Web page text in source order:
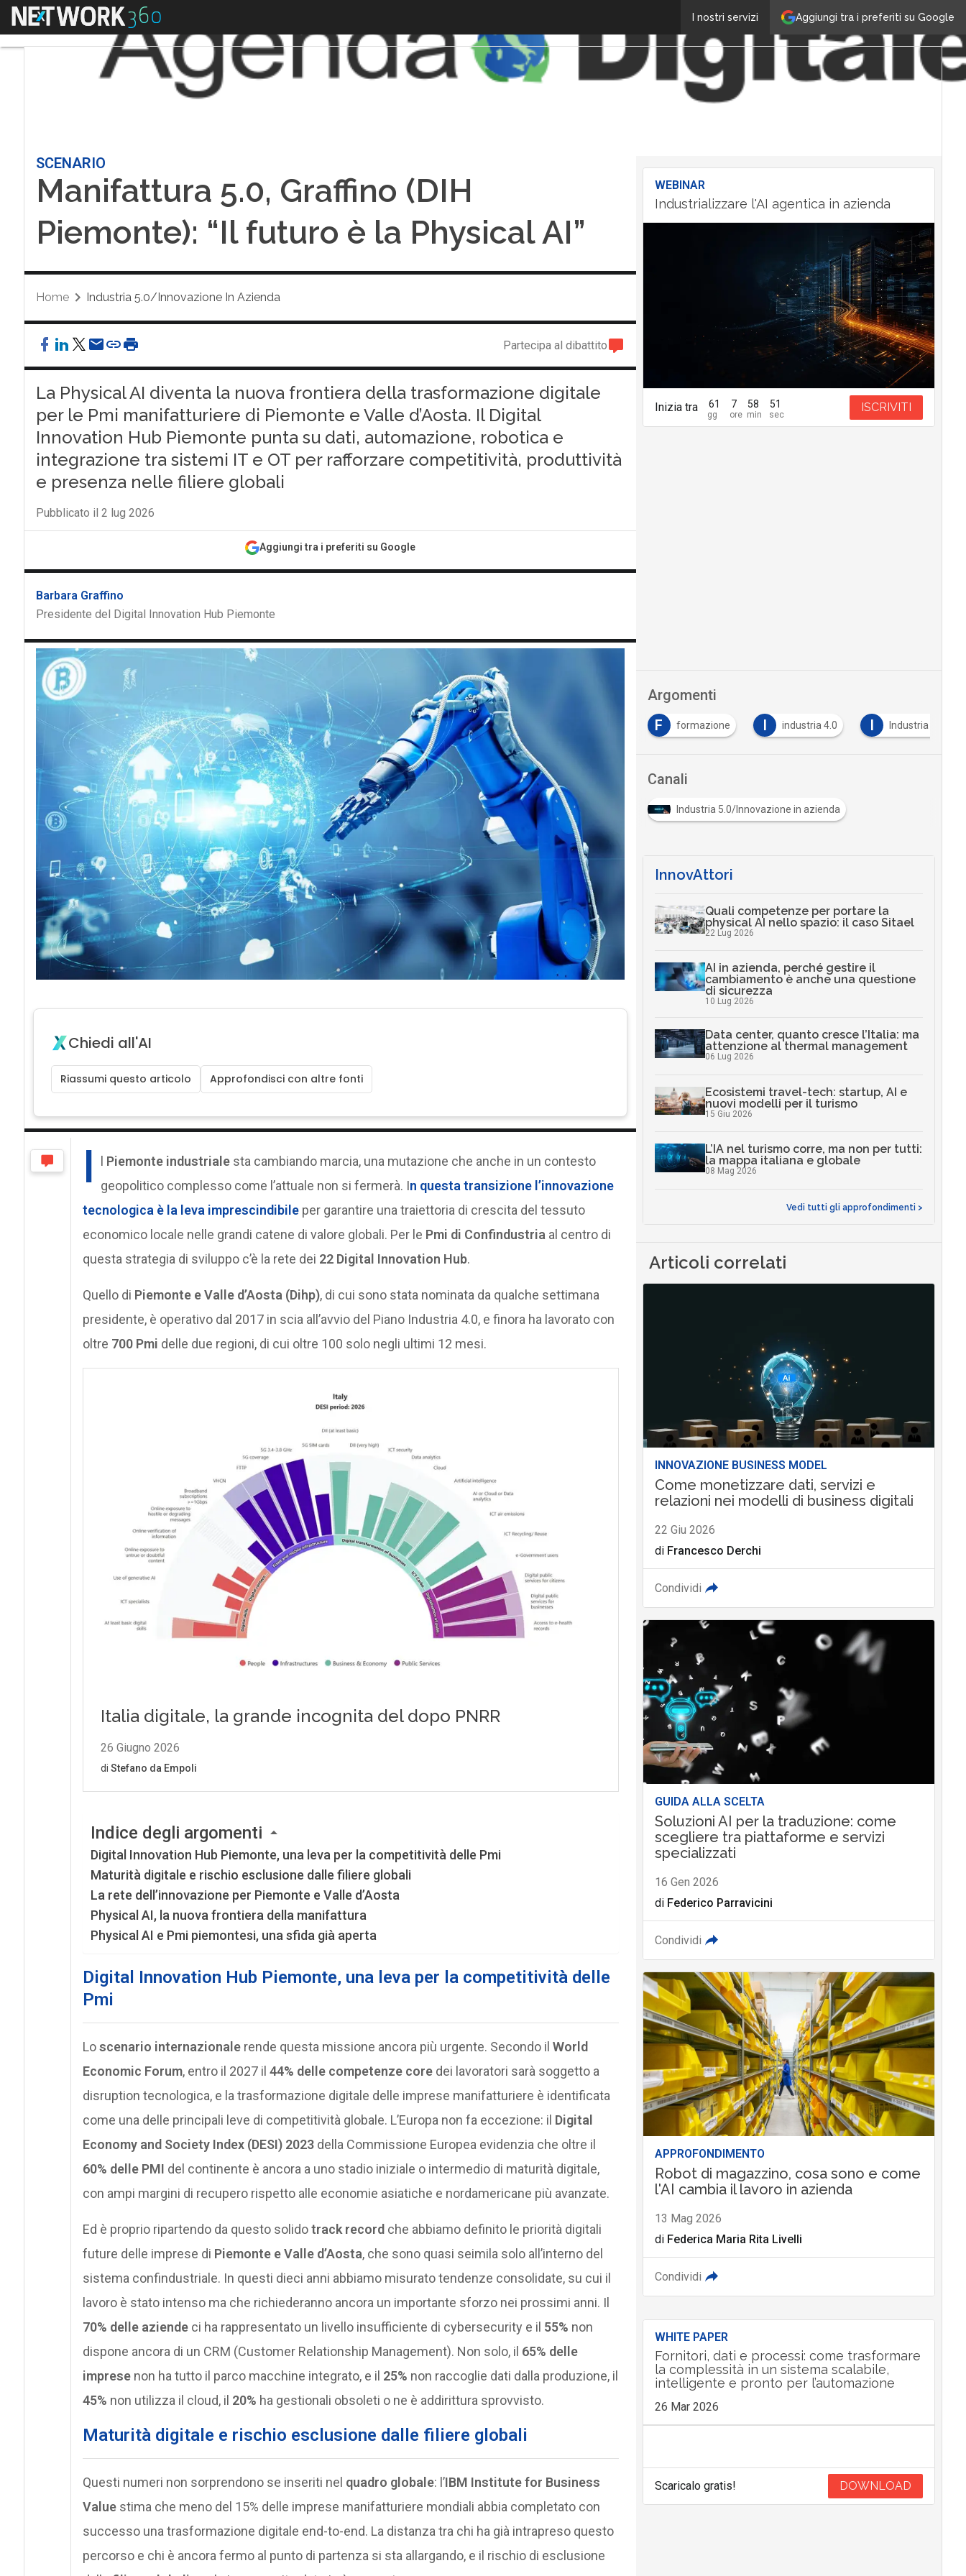
Aggiungi tra i preferiti su Google
I nostri servizi
Menu
SCENARIO
Manifattura 5.0, Graffino (DIH
Piemonte): “Il futuro è la Physical AI”
Home Industria 5.0/Innovazione In Azienda
Partecipa al dibattito
La Physical AI diventa la nuova frontiera della trasformazione digitale
per le Pmi manifatturiere di Piemonte e Valle d’Aosta. Il Digital
Innovation Hub Piemonte punta su dati, automazione, robotica e
integrazione tra sistemi IT e OT per rafforzare competitività, produttività
e presenza nelle filiere globali
Pubblicato il 2 lug 2026
Aggiungi tra i preferiti su Google
Barbara Graffino
Presidente del Digital Innovation Hub Piemonte
Chiedi all'AI
Riassumi questo articolo Approfondisci con altre fonti
I l Piemonte industrialesta cambiando marcia, una mutazione che anche in un contesto
geopolitico complesso come l’attuale non si fermerà. In questa transizione l’innovazione
tecnologica è la leva imprescindibile per garantire una traiettoria di crescita del tessuto
economico locale nelle grandi catene di valore globali. Per le Pmi di Confindustria al centro di
questa strategia di sviluppo c’è la rete dei 22 Digital Innovation Hub.
Quello di Piemonte e Valle d’Aosta (Dihp), di cui sono stata nominata da qualche settimana
presidente, è operativo dal 2017 in scia all’avvio del Piano Industria 4.0, e finora ha lavorato con
oltre 700 Pmi delle due regioni, di cui oltre 100 solo negli ultimi 12 mesi.
Indice degli argomenti
Digital Innovation Hub Piemonte, una leva per la competitività delle Pmi
Maturità digitale e rischio esclusione dalle filiere globali
La rete dell’innovazione per Piemonte e Valle d’Aosta
Physical AI, la nuova frontiera della manifattura
Physical AI e Pmi piemontesi, una sfida già aperta
Digital Innovation Hub Piemonte, una leva per la competitività delle
Pmi
Loscenario internazionalerende questa missione ancora più urgente. Secondo il World
Economic Forum, entro il 2027 il 44% delle competenze coredei lavoratori sarà soggetto a
disruption tecnologica, e la trasformazione digitale delle imprese manifatturiere è identificata
come una delle principali leve di competitività globale. L’Europa non fa eccezione: il Digital
Economy and Society Index (DESI) 2023della Commissione Europea evidenzia che oltre il
60% delle PMI del continente è ancora a uno stadio iniziale o intermedio di maturità digitale,
con ampi margini di recupero rispetto alle economie asiatiche e nordamericane più avanzate.
Ed è proprio ripartendo da questo solidotrack recordche abbiamo definito le priorità digitali
future delle imprese di Piemonte e Valle d’Aosta, che sono quasi seimila solo all’interno del
sistema confindustriale. In questi dieci anni abbiamo misurato tendenze consolidate, su cui il
lavoro è stato intenso ma che richiederanno ancora un importante sforzo nei prossimi anni. Il
70% delle aziendeci ha rappresentato un livello insufficiente di cybersecurity e il 55% non
dispone ancora di un CRM (Customer Relationship Management). Non solo, il 65% delle
impresenon ha tutto il parco macchine integrato, e il 25% non raccoglie dati dalla produzione, il
45% non utilizza il cloud, il 20% ha gestionali obsoleti o ne è addirittura sprovvisto.
Maturità digitale e rischio esclusione dalle filiere globali
Questi numeri non sorprendono se inseriti nel quadro globale: l’IBM Institute for Business
Valuestima che meno del 15% delle imprese manifatturiere mondiali abbia completato con
successo una trasformazione digitale end-to-end. La distanza tra chi ha già intrapreso questo
percorso e chi è ancora fermo al punto di partenza si sta allargando, e il rischio di esclusione
WEBINAR
Industrializzare l'AI agentica in azienda
Inizia tra 61 7 58 50 ISCRIVITI
Argomenti
F formazione I industria 4.0 I Industria 5.0
Canali
Industria 5.0/Innovazione in azienda
InnovAttori
Quali competenze per portare la
physical AI nello spazio: il caso Sitael
22 Lug 2026
AI in azienda, perché gestire il
cambiamento è anche una questione
di sicurezza
10 Lug 2026
Data center, quanto cresce l’Italia: ma
attenzione al thermal management
06 Lug 2026
Ecosistemi travel-tech: startup, AI e
nuovi modelli per il turismo
15 Giu 2026
L’IA nel turismo corre, ma non per tutti:
la mappa italiana e globale
08 Mag 2026
Vedi tutti gli approfondimenti >
Articoli correlati
INNOVAZIONE BUSINESS MODEL
Come monetizzare dati, servizi e
relazioni nei modelli di business digitali
22 Giu 2026
di Francesco Derchi
Condividi
GUIDA ALLA SCELTA
Soluzioni AI per la traduzione: come
scegliere tra piattaforme e servizi
specializzati
16 Gen 2026
di Federico Parravicini
Condividi
APPROFONDIMENTO
Robot di magazzino, cosa sono e come
l'AI cambia il lavoro in azienda
13 Mag 2026
di Federica Maria Rita Livelli
Condividi
WHITE PAPER
Fornitori, dati e processi: come trasformare
la complessità in un sistema scalabile,
intelligente e pronto per l’automazione
26 Mar 2026
Scaricalo gratis! DOWNLOAD